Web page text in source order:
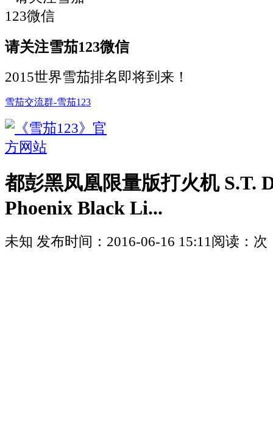
请关注雪茄123微信
2015世界雪茄排名即将到来！
雪茄交流群-雪茄123
都彭黑凤凰限量版打火机 S.T.
Phoenix Black Li...
未知 发布时间： 2016-06-16 15:11阅读： 次